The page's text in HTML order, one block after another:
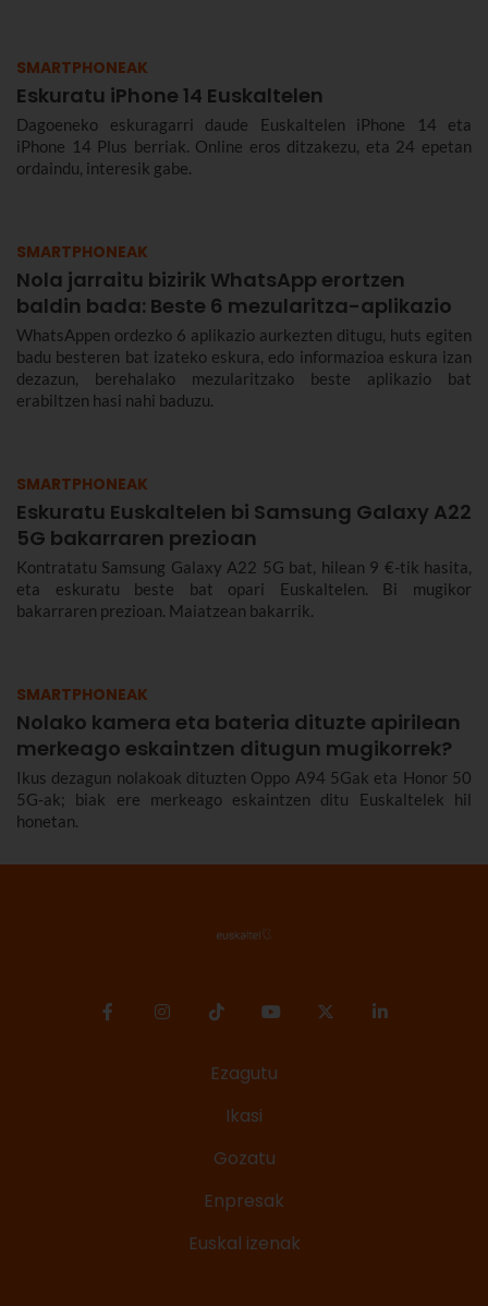
SMARTPHONEAK
Eskuratu iPhone 14 Euskaltelen
Dagoeneko eskuragarri daude Euskaltelen iPhone 14 eta
iPhone 14 Plus berriak. Online eros ditzakezu, eta 24 epetan
ordaindu, interesik gabe.
SMARTPHONEAK
Nola jarraitu bizirik WhatsApp erortzen
baldin bada: Beste 6 mezularitza-aplikazio
WhatsAppen ordezko 6 aplikazio aurkezten ditugu, huts egiten
badu besteren bat izateko eskura, edo informazioa eskura izan
dezazun, berehalako mezularitzako beste aplikazio bat
erabiltzen hasi nahi baduzu.
SMARTPHONEAK
Eskuratu Euskaltelen bi Samsung Galaxy A22
5G bakarraren prezioan
Kontratatu Samsung Galaxy A22 5G bat, hilean 9 €-tik hasita,
eta eskuratu beste bat opari Euskaltelen. Bi mugikor
bakarraren prezioan. Maiatzean bakarrik.
SMARTPHONEAK
Nolako kamera eta bateria dituzte apirilean
merkeago eskaintzen ditugun mugikorrek?
Ikus dezagun nolakoak dituzten Oppo A94 5Gak eta Honor 50
5G-ak; biak ere merkeago eskaintzen ditu Euskaltelek hil
honetan.
Ezagutu
Ikasi
Gozatu
Enpresak
Euskal izenak